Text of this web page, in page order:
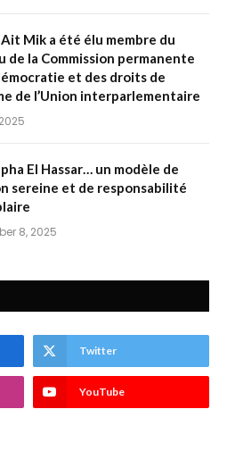
Ait Mik a été élu membre du
de la Commission permanente
et des droits de
de l’Union interparlementaire
El Hassar… un modèle de
sereine et de responsabilité
8, 2025
Twitter
YouTube